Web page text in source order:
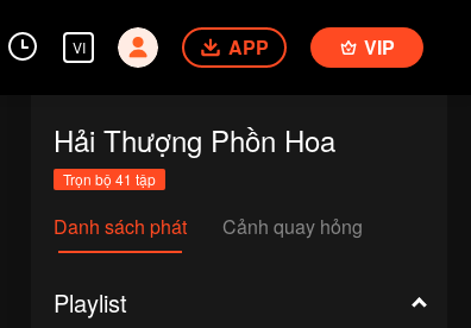
VI APP VIP
Hải Thượng Phồn Hoa
Trọn bộ 41 tập
Danh sách phát Cảnh quay hỏng
Playlist